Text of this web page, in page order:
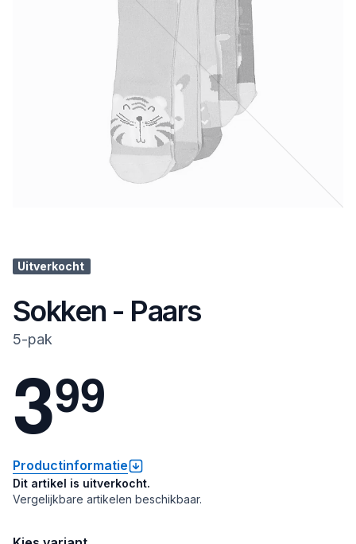
Uitverkocht
Sokken - Paars
5-pak
399
Productinformatie
Dit artikel is uitverkocht.
Vergelijkbare artikelen beschikbaar.